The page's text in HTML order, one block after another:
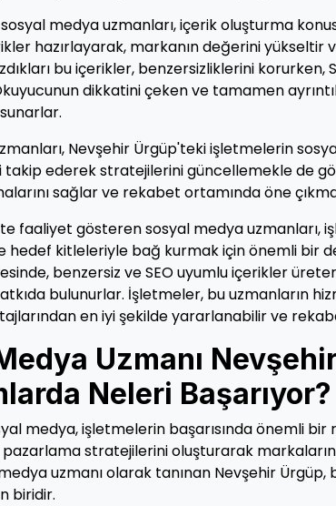
medya uzmanları, içerik oluşturma
hazırlayarak, markanın değerini
bu içerikler, benzersizliklerini korurken,
dikkatini çeken ve tamamen
Nevşehir Ürgüp'teki işletmelerin
ederek stratejilerini güncellemekle de
sağlar ve rekabet ortamında öne
faaliyet gösteren sosyal medya uzmanları,
hedef kitleleriyle bağ kurmak için önemli bir
benzersiz ve SEO uyumlu içerikler
bulunurlar. İşletmeler, bu uzmanların
en iyi şekilde yararlanabilir ve
Uzmanı
Neleri Başarıyor?
medya, işletmelerin başarısında önemli bir
stratejilerini oluşturarak
uzmanı olarak tanınan Nevşehir
biridir.